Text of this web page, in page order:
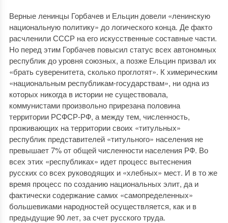
Верные ленинцы Горбачев и Ельцин довели «ленинскую
национальную политику» до логического конца. Де факто
расчленили СССР на его искусственные составные части.
Но перед этим Горбачев повысил статус всех автономных
республик до уровня союзных, а позже Ельцин призвал их
«брать суверенитета, сколько проглотят». К химерическим
«национальным республикам-государствам», ни одна из
которых никогда в истории не существовала,
коммунистами произвольно прирезана половина
территории РСФСР-РФ, а между тем, численность,
проживающих на территории своих «титульных»
республик представителей «титульного» населения не
превышает 7% от общей численности населения РФ. Во
всех этих «республиках» идет процесс вытеснения
русских со всех руководящих и «хлебных» мест. И в то же
время процесс по созданию национальных элит, да и
фактически содержание самих «самопределенных»
большевиками народностей осуществляется, как и в
предыдущие 90 лет, за счет русского труда.